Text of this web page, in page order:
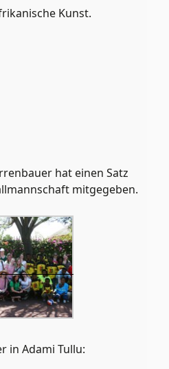
Kunst.
hat einen Satz
mitgegeben.
in Adami Tullu: